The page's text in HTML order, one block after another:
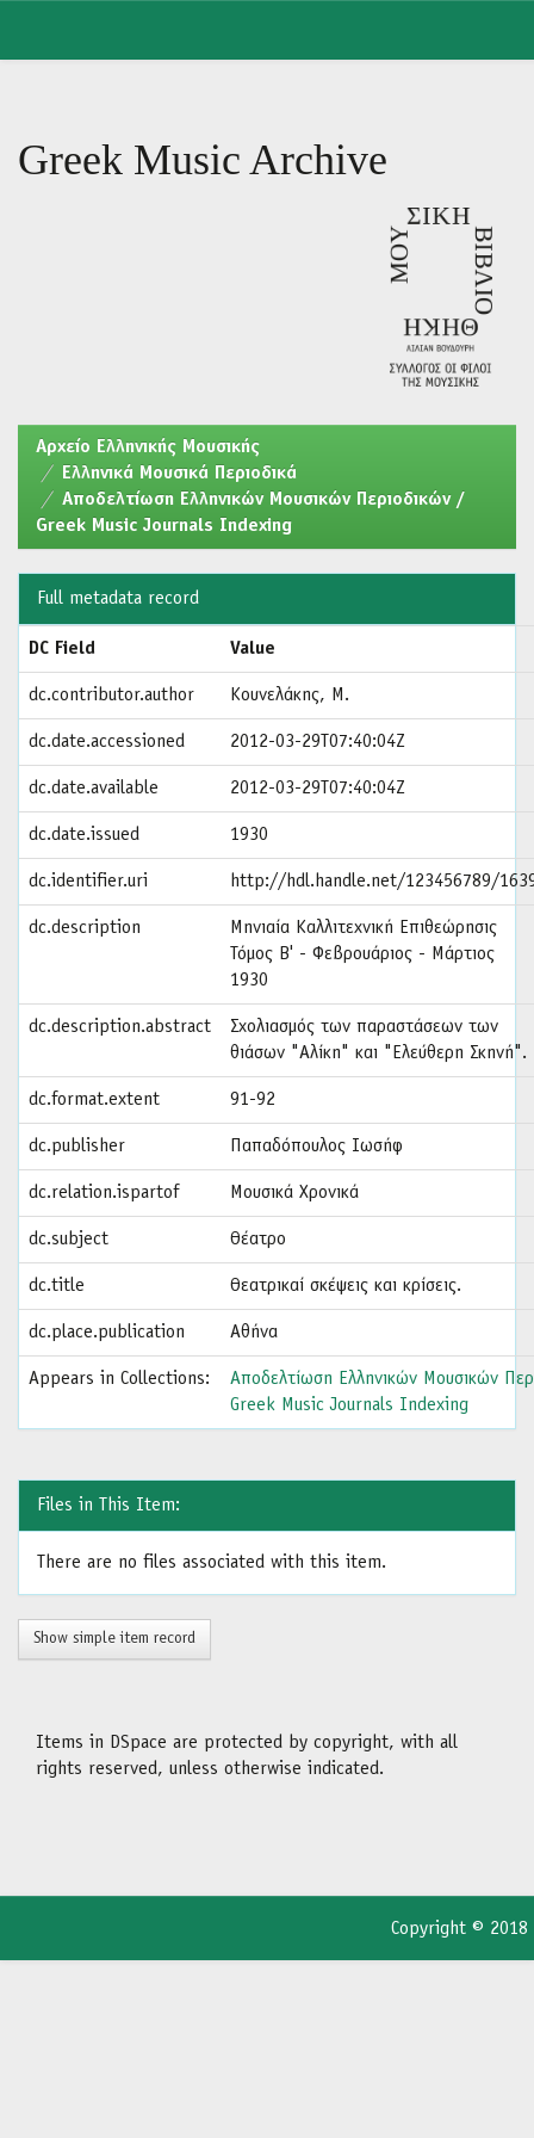
Greek Music Archive
Aρχείο Ελληνικής Μουσικής
Ελληνικά Μουσικά Περιοδικά
Αποδελτίωση Ελληνικών Μουσικών Περιοδικών /
Greek Music Journals Indexing
Full metadata record
DC Field Value
dc.contributor.author Κουνελάκης, Μ.
dc.date.accessioned 2012-03-29T07:40:04Z
dc.date.available 2012-03-29T07:40:04Z
dc.date.issued 1930
dc.identifier.uri http://hdl.handle.net/123456789/
dc.description
Μηνιαία Καλλιτεχνική Επιθεώρησις
Τόμος Β' - Φεβρουάριος - Μάρτιος
1930
dc.description.abstract
Σχολιασμός των παραστάσεων των
θιάσων "Αλίκη" και "Ελεύθερη Σκηνή".
dc.format.extent 91-92
dc.publisher Παπαδόπουλος Ιωσήφ
dc.relation.ispartof Μουσικά Χρονικά
dc.subject Θέατρο
dc.title Θεατρικαί σκέψεις και κρίσεις.
dc.place.publication Αθήνα
Appears in Collections:
Αποδελτίωση Ελληνικών Μουσικών
Greek Music Journals Indexing
Files in This Item:
There are no files associated with this item.
Show simple item record
Items in DSpace are protected by copyright, with all
rights reserved, unless otherwise indicated.
Copyright © 2018